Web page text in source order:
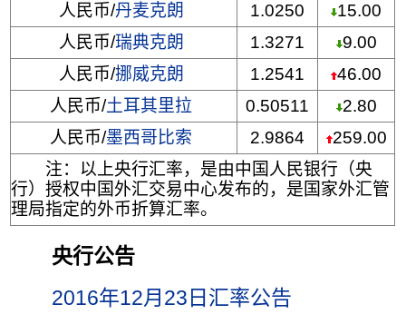
人民币/丹麦克朗 1.0250
15.00
人民币/瑞典克朗 1.3271
9.00
人民币/挪威克朗 1.2541
46.00
人民币/土耳其里拉 0.50511
2.80
人民币/墨西哥比索 2.9864
259.00
注：以上央行汇率，是由中国人民银行（央
行）授权中国外汇交易中心发布的，是国家外汇管
理局指定的外币折算汇率。
央行公告
2016年12月23日汇率公告